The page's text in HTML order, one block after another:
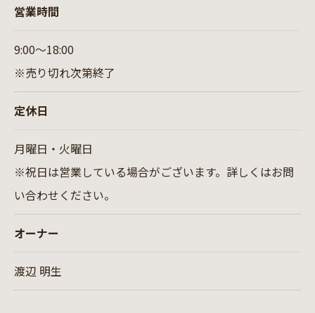
営業時間
9:00～18:00
※売り切れ次第終了
定休日
月曜日・火曜日
※祝日は営業している場合がございます。詳しくはお問
い合わせください。
オーナー
渡辺 明生